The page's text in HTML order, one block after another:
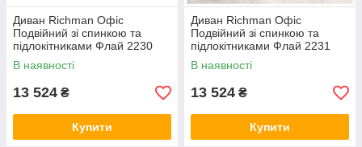
Диван Richman Офіс
Подвійний зі спинкою та
підлокітниками Флай 2230
В наявності
13 524 ₴
Купити
Диван Richman Офіс
Подвійний зі спинкою та
підлокітниками Флай 2231
В наявності
13 524 ₴
Купити